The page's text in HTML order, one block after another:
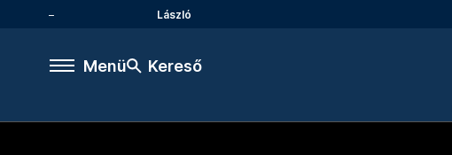
László
Menü Kereső